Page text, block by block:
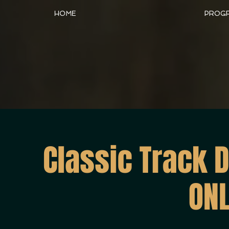
HOME
Classic Track